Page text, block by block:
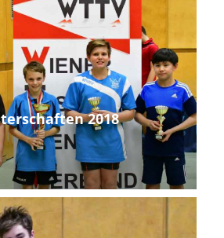
2018